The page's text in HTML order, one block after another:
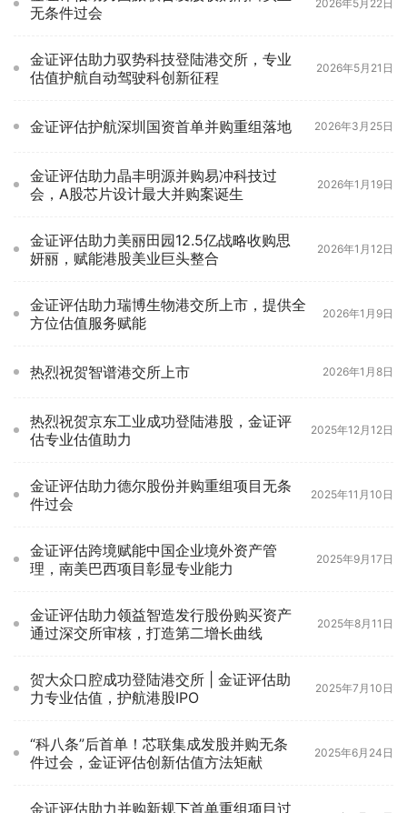
无条件过会
2026年5月22日
金证评估助力驭势科技登陆港交所，专业
估值护航自动驾驶科创新征程
2026年5月21日
金证评估护航深圳国资首单并购重组落地 2026年3月25日
金证评估助力晶丰明源并购易冲科技过
会，A股芯片设计最大并购案诞生
2026年1月19日
金证评估助力美丽田园12.5亿战略收购思
妍丽，赋能港股美业巨头整合
2026年1月12日
金证评估助力瑞博生物港交所上市，提供全
方位估值服务赋能
2026年1月9日
热烈祝贺智谱港交所上市 2026年1月8日
热烈祝贺京东工业成功登陆港股，金证评
估专业估值助力
2025年12月12日
金证评估助力德尔股份并购重组项目无条
件过会
2025年11月10日
金证评估跨境赋能中国企业境外资产管
理，南美巴西项目彰显专业能力
2025年9月17日
金证评估助力领益智造发行股份购买资产
通过深交所审核，打造第二增长曲线
2025年8月11日
贺大众口腔成功登陆港交所 | 金证评估助
力专业估值，护航港股IPO
2025年7月10日
“科八条”后首单！芯联集成发股并购无条
件过会，金证评估创新估值方法矩献
2025年6月24日
金证评估助力并购新规下首单重组项目过